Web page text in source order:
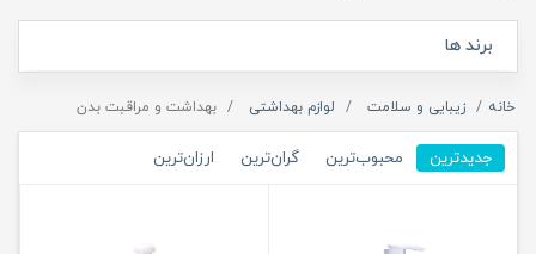
برند ها
خانه زیبایی و سلامت لوازم بهداشتی بهداشت و مراقبت بدن
جدیدترین محبوب‌ترین گران‌ترین ارزان‌ترین